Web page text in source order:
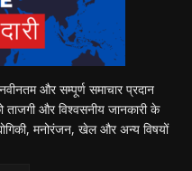
और सम्पूर्ण समाचार प्रदान
और विश्वसनीय जानकारी के
मनोरंजन, खेल और अन्य विषयों